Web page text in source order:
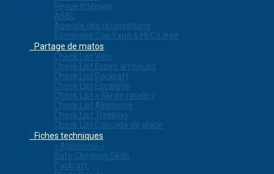
Revue littéraire
ASBL
Agenda des réservations
Séminaire Cap Expé à HEC Liège
Partage de matos
Check List Vélo
Check List Expés arctiques
Check List Packraft
Check List Escalade
Check List « Ski de rando »
Check List Alpinisme
Check List Trekking
Check List Cascade de glace
Fiches techniques
« Alpinisme »
Safe Climbing Skills
Packraft